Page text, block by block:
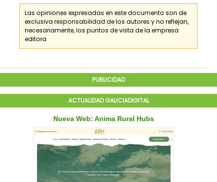
Las opiniones expresadas en este documento son de
exclusiva responsabilidad de los autores y no reflejan,
necesariamente, los puntos de vista de la empresa
editora
PUBLICIDAD
ACTUALIDAD GALICIADIGITAL